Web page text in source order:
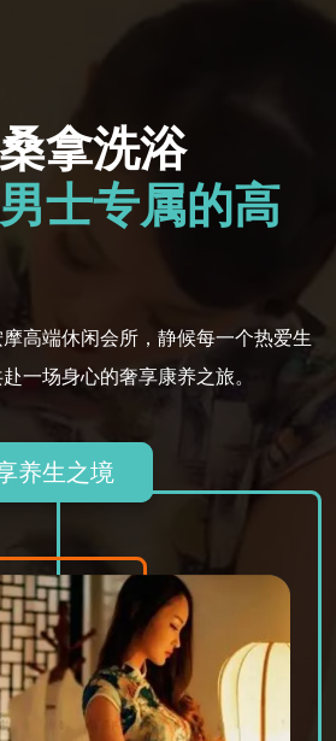
拿洗浴
士专属的高
高端休闲会所，静候每一个热爱生
一场身心的奢享康养之旅。
养生之境